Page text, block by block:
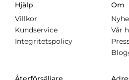
Hjälp
Villkor
Kundservice
Integritetspolicy
Om
Vår